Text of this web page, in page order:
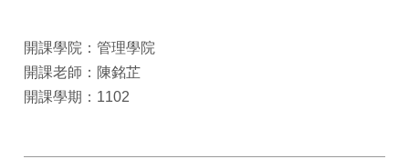
開課學院：管理學院
開課老師：陳銘芷
開課學期：1102